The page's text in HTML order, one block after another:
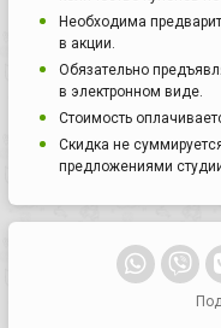
Необходима
в акции.
Обязательно
в электронном виде.
Стоимость
Скидка не
предложениями